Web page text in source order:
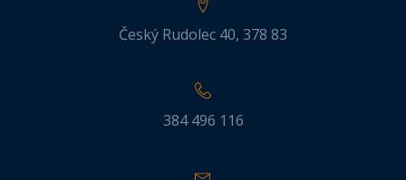
Český Rudolec 40, 378 83
384 496 116